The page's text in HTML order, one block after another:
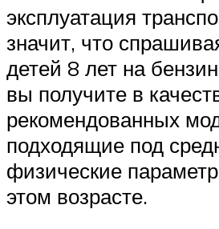
эксплуатация
значит, что
детей 8 лет на
вы получите в
рекомендованных
подходящие под
физические
этом возрасте.